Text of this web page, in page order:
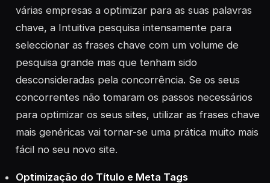
várias empresas a optimizar para as suas palavras
chave, a Intuitiva pesquisa intensamente para
seleccionar as frases chave com um volume de
pesquisa grande mas que tenham sido
desconsideradas pela concorrência. Se os seus
concorrentes não tomaram os passos necessários
para optimizar os seus sites, utilizar as frases chave
mais genéricas vai tornar-se uma prática muito mais
fácil no seu novo site.
Optimização do Título e Meta Tags